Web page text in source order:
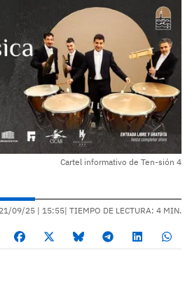
Cartel informativo de Ten-sión 4
21/09/25 | 15:55| TIEMPO DE LECTURA: 4 MIN.